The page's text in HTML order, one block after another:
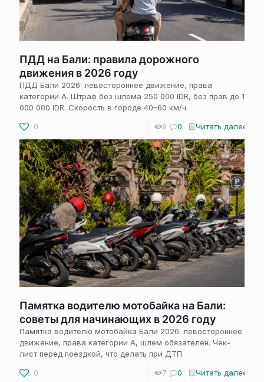
ПДД на Бали: правила дорожного
движения в 2026 году
ПДД Бали 2026: левостороннее движение, права
категории А. Штраф без шлема 250 000 IDR, без прав до 1
000 000 IDR. Скорость в городе 40–60 км/ч.
0
9 0 Читать далее
Памятка водителю мотобайка на Бали:
советы для начинающих в 2026 году
Памятка водителю мотобайка Бали 2026: левостороннее
движение, права категории А, шлем обязателен. Чек-
лист перед поездкой, что делать при ДТП.
0
7 0 Читать далее